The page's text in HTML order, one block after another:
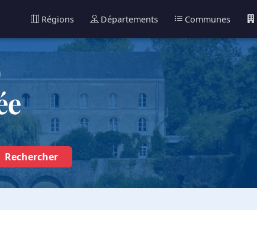
Régions Départements Communes
Rechercher